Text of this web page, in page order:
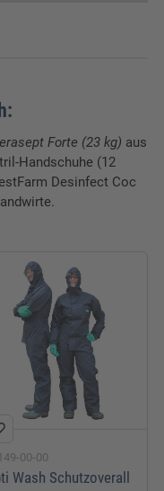
Forte (23 kg) aus
Handschuhe (12
Desinfect Coc
00-00
Wash Schutzoverall